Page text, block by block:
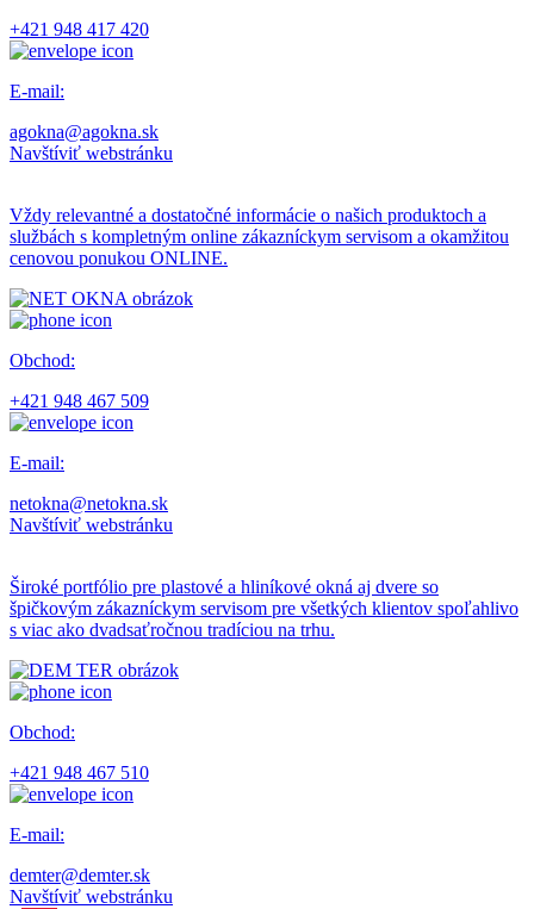
+421 948 417 420
E-mail:
agokna@agokna.sk
Navštíviť webstránku
Vždy relevantné a dostatočné informácie o našich produktoch a
službách s kompletným online zákazníckym servisom a okamžitou
cenovou ponukou ONLINE.
Obchod:
+421 948 467 509
E-mail:
netokna@netokna.sk
Navštíviť webstránku
Široké portfólio pre plastové a hliníkové okná aj dvere so
špičkovým zákazníckym servisom pre všetkých klientov spoľahlivo
s viac ako dvadsaťročnou tradíciou na trhu.
Obchod:
+421 948 467 510
E-mail:
demter@demter.sk
Navštíviť webstránku